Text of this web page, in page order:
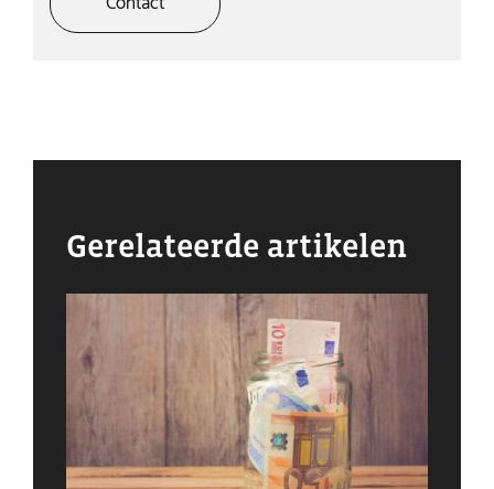
Gerelateerde artikelen